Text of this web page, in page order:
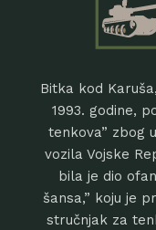
Bitka kod
1993. godine,
tenkova” zbog
vozila Vojske
bila je dio
šansa,” koju je
stručnjak za